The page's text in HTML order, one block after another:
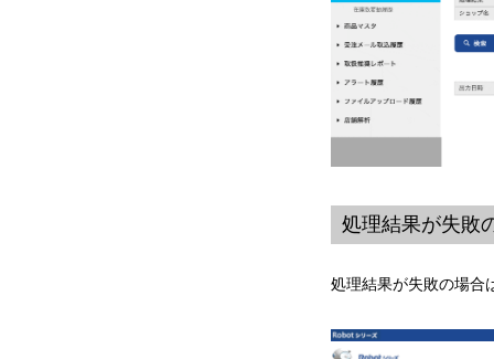
処理結果が失敗
処理結果が失敗の場合